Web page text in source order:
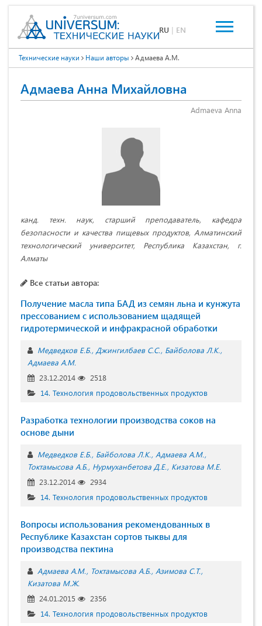
RU | EN
Технические науки Наши авторы Адмаева А.М.
Адмаева Анна Михайловна
Admaeva Anna
канд. техн. наук, старший преподаватель, кафедра
безопасности и качества пищевых продуктов, Алматинский
технологический университет, Республика Казахстан, г.
Алматы
Все статьи автора:
Получение масла типа БАД из семян льна и кунжута
прессованием с использованием щадящей
гидротермической и инфракрасной обработки
Медведков Е.Б. Джингилбаев С.С. Байболова Л.К.
Адмаева А.М.
23.12.2014
2518
14. Технология продовольственных продуктов
Разработка технологии производства соков на
основе дыни
Медведков Е.Б. Байболова Л.К. Адмаева А.М.
Токтамысова А.Б. Нурмуханбетова Д.Е. Кизатова М.Е.
23.12.2014
2934
14. Технология продовольственных продуктов
Вопросы использования рекомендованных в
Республике Казахстан сортов тыквы для
производства пектина
Адмаева А.М. Токтамысова А.Б. Азимова С.Т.
Кизатова М.Ж.
24.01.2015
2356
14. Технология продовольственных продуктов